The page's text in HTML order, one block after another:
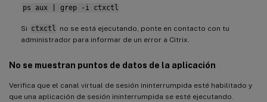
ps aux | grep -i ctxctl
Si ctxctl
no se está ejecutando, ponte en contacto con tu
administrador para informar de un error a Citrix.
No se muestran puntos de datos de la aplicación
Verifica que el canal virtual de sesión ininterrumpida esté habilitado y
que una aplicación de sesión ininterrumpida se esté ejecutando.